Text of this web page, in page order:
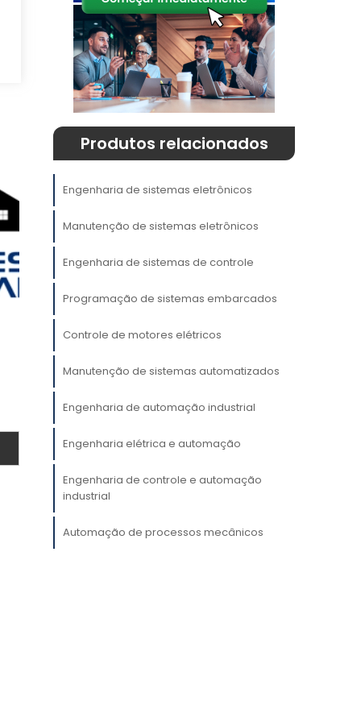
Produtos relacionados
Engenharia de sistemas eletrônicos
Manutenção de sistemas eletrônicos
Engenharia de sistemas de controle
Programação de sistemas embarcados
Controle de motores elétricos
Manutenção de sistemas automatizados
Engenharia de automação industrial
Engenharia elétrica e automação
Engenharia de controle e automação
industrial
Automação de processos mecânicos